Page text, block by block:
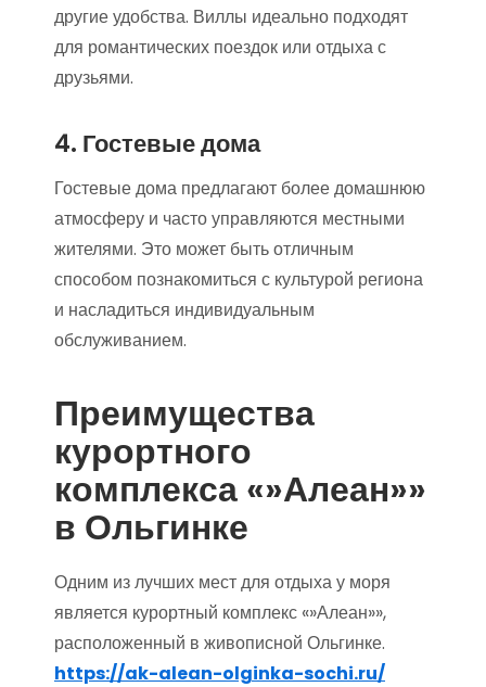
другие удобства. Виллы идеально подходят
для романтических поездок или отдыха с
друзьями.
4. Гостевые дома
Гостевые дома предлагают более домашнюю
атмосферу и часто управляются местными
жителями. Это может быть отличным
способом познакомиться с культурой региона
и насладиться индивидуальным
обслуживанием.
Преимущества
курортного
комплекса «»Алеан»»
в Ольгинке
Одним из лучших мест для отдыха у моря
является курортный комплекс «»Алеан»»,
расположенный в живописной Ольгинке.
https://ak-alean-olginka-sochi.ru/